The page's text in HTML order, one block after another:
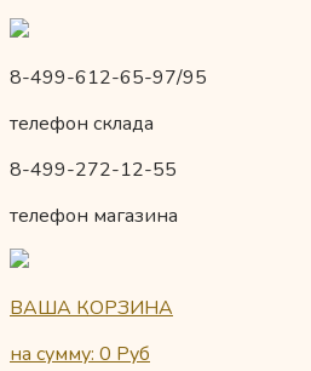
8-499-612-65-97/95
телефон склада
8-499-272-12-55
телефон магазина
ВАША КОРЗИНА
на сумму: 0 Руб